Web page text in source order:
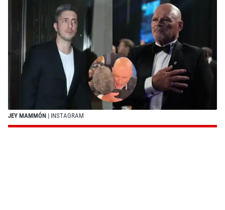
JEY MAMMÓN | INSTAGRAM